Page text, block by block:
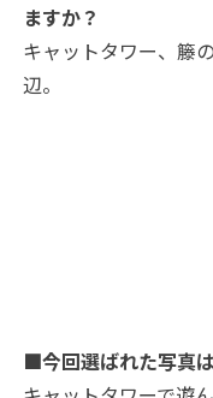
ますか？
キャットタワー、籐
辺。
■今回選ばれた写真